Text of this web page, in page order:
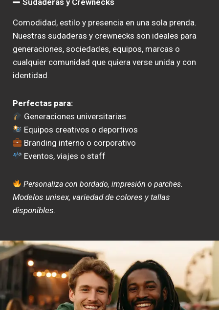
Sudaderas y Crewnecks
Comodidad, estilo y presencia en una sola prenda.
Nuestras sudaderas y crewnecks son ideales para
generaciones, sociedades, equipos, marcas o
cualquier comunidad que quiera verse unida y con
identidad.
Perfectas para:
Generaciones universitarias
Equipos creativos o deportivos
Branding interno o corporativo
Eventos, viajes o staff
Personaliza con bordado, impresión o parches.
Modelos unisex, variedad de colores y tallas
disponibles.